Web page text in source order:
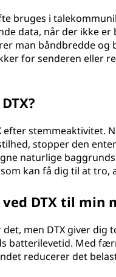
bruges i
data, når der ikke
man båndbredde
for senderen eller
stemmeaktivitet.
stopper den
naturlige
kan få dig til at tro,
DTX til min
det, men DTX giver
batterilevetid. Med
reducerer det